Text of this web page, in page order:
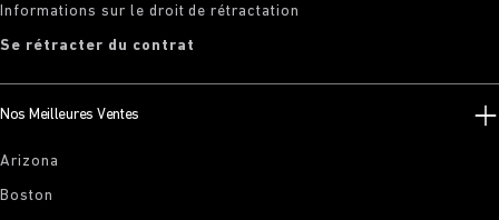
Informations sur le droit de rétractation
Se rétracter du contrat
Nos Meilleures Ventes
Arizona
Boston